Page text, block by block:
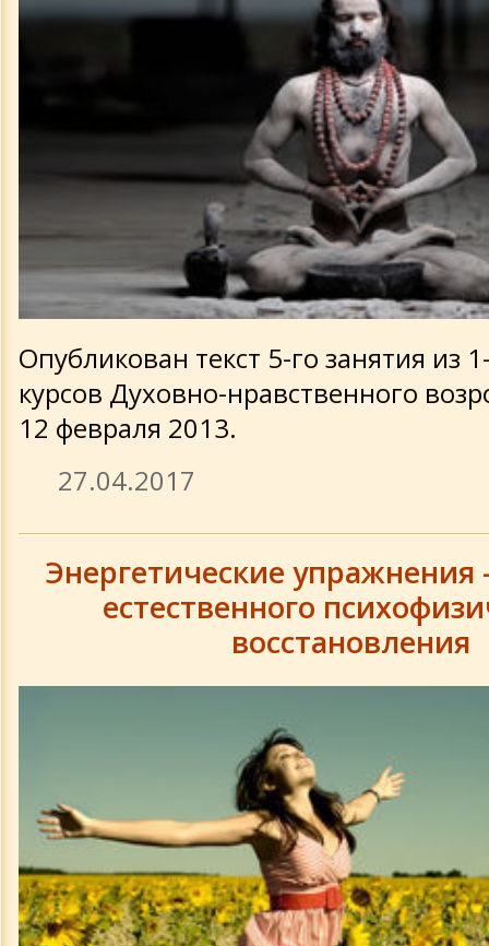
Опубликован текст 5-го занятия из
курсов Духовно-нравственного
12 февраля 2013.
27.04.2017
Энергетические упражнения
естественного
восстановления